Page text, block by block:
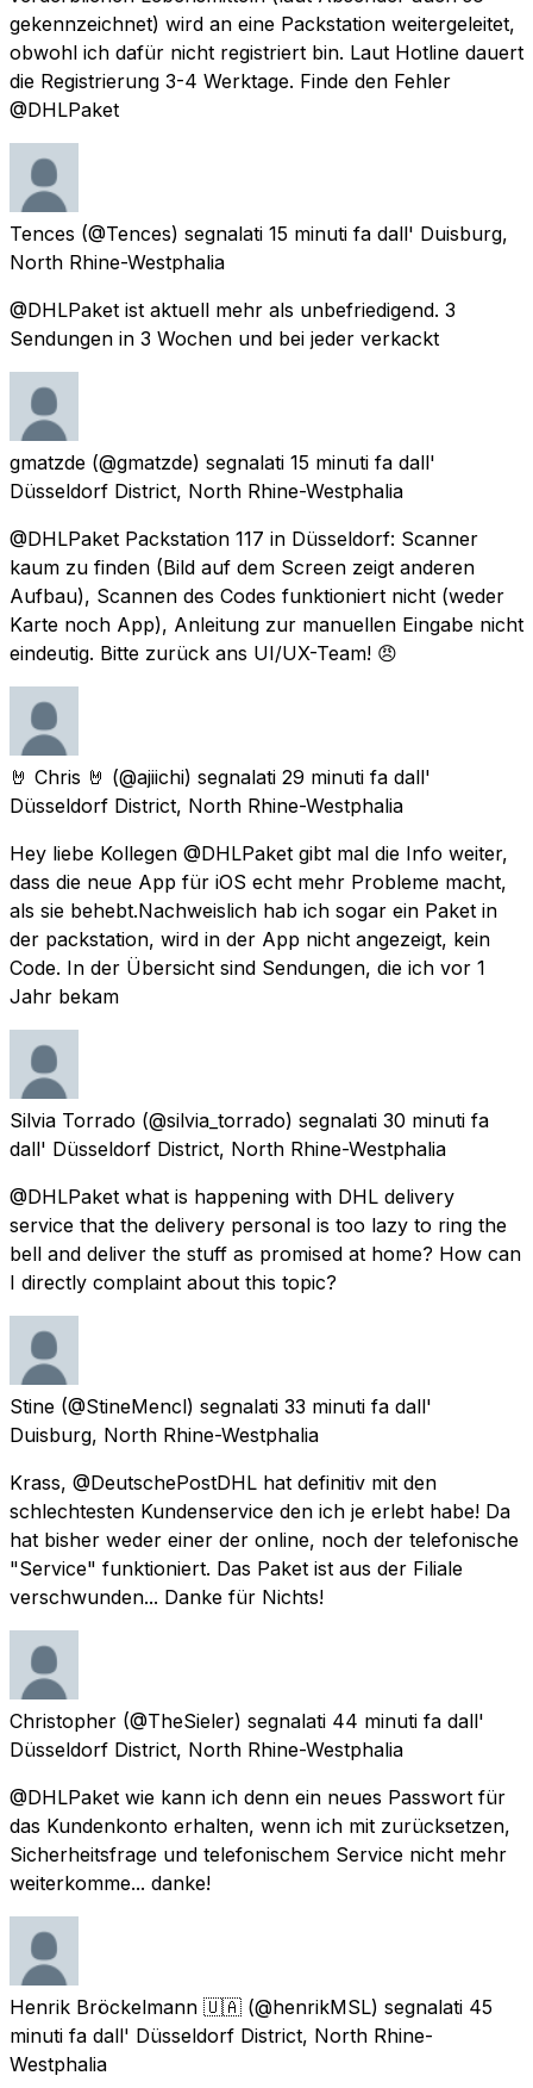
gekennzeichnet) wird an eine Packstation weitergeleitet,
obwohl ich dafür nicht registriert bin. Laut Hotline dauert
die Registrierung 3-4 Werktage. Finde den Fehler
@DHLPaket
Tences (@Tences) segnalati 15 minuti fa dall' Duisburg,
North Rhine-Westphalia
@DHLPaket ist aktuell mehr als unbefriedigend. 3
Sendungen in 3 Wochen und bei jeder verkackt
gmatzde (@gmatzde) segnalati 15 minuti fa dall'
Düsseldorf District, North Rhine-Westphalia
@DHLPaket Packstation 117 in Düsseldorf: Scanner
kaum zu finden (Bild auf dem Screen zeigt anderen
Aufbau), Scannen des Codes funktioniert nicht (weder
Karte noch App), Anleitung zur manuellen Eingabe nicht
eindeutig. Bitte zurück ans UI/UX-Team! 😠
🤘 Chris 🤘 (@ajiichi) segnalati 29 minuti fa dall'
Düsseldorf District, North Rhine-Westphalia
Hey liebe Kollegen @DHLPaket gibt mal die Info weiter,
dass die neue App für iOS echt mehr Probleme macht,
als sie behebt.Nachweislich hab ich sogar ein Paket in
der packstation, wird in der App nicht angezeigt, kein
Code. In der Übersicht sind Sendungen, die ich vor 1
Jahr bekam
Silvia Torrado (@silvia_torrado) segnalati 30 minuti fa
dall' Düsseldorf District, North Rhine-Westphalia
@DHLPaket what is happening with DHL delivery
service that the delivery personal is too lazy to ring the
bell and deliver the stuff as promised at home? How can
I directly complaint about this topic?
Stine (@StineMencl) segnalati 33 minuti fa dall'
Duisburg, North Rhine-Westphalia
Krass, @DeutschePostDHL hat definitiv mit den
schlechtesten Kundenservice den ich je erlebt habe! Da
hat bisher weder einer der online, noch der telefonische
"Service" funktioniert. Das Paket ist aus der Filiale
verschwunden... Danke für Nichts!
Christopher (@TheSieler) segnalati 44 minuti fa dall'
Düsseldorf District, North Rhine-Westphalia
@DHLPaket wie kann ich denn ein neues Passwort für
das Kundenkonto erhalten, wenn ich mit zurücksetzen,
Sicherheitsfrage und telefonischem Service nicht mehr
weiterkomme... danke!
Henrik Bröckelmann 🇺🇦 (@henrikMSL) segnalati 45
minuti fa dall' Düsseldorf District, North Rhine-
Westphalia